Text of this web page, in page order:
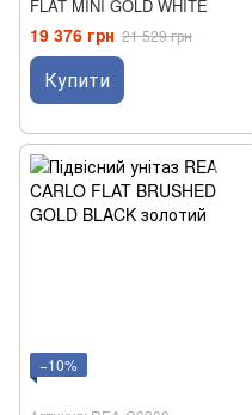
FLAT MINI GOLD WHITE
19 376 грн 21 529 грн
Купити
−10%